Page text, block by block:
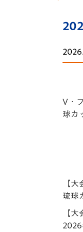
V・
球カ
【大
琉球
【大
2026